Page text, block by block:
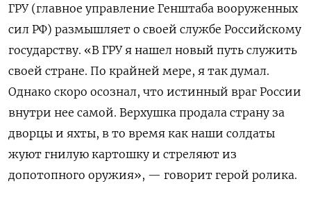
ГРУ (главное управление Генштаба вооруженных
сил РФ) размышляет о своей службе Российскому
государству. «В ГРУ я нашел новый путь служить
своей стране. По крайней мере, я так думал.
Однако скоро осознал, что истинный враг России
внутри нее самой. Верхушка продала страну за
дворцы и яхты, в то время как наши солдаты
жуют гнилую картошку и стреляют из
допотопного оружия», — говорит герой ролика.